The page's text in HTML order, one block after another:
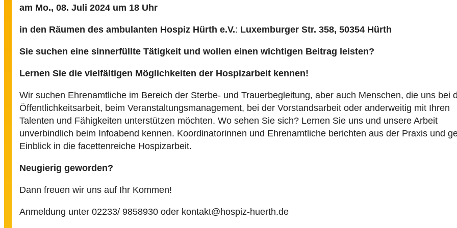
am Mo., 08. Juli 2024 um 18 Uhr
in den Räumen des ambulanten Hospiz Hürth e.V.: Luxemburger Str. 358, 50354 Hürth
Sie suchen eine sinnerfüllte Tätigkeit und wollen einen wichtigen Beitrag leisten?
Lernen Sie die vielfältigen Möglichkeiten der Hospizarbeit kennen!
Wir suchen Ehrenamtliche im Bereich der Sterbe- und Trauerbegleitung, aber auch Menschen, die uns bei
Öffentlichkeitsarbeit, beim Veranstaltungsmanagement, bei der Vorstandsarbeit oder anderweitig mit Ihren
Talenten und Fähigkeiten unterstützen möchten. Wo sehen Sie sich? Lernen Sie uns und unsere Arbeit
unverbindlich beim Infoabend kennen. Koordinatorinnen und Ehrenamtliche berichten aus der Praxis und
Einblick in die facettenreiche Hospizarbeit.
Neugierig geworden?
Dann freuen wir uns auf Ihr Kommen!
Anmeldung unter 02233/ 9858930 oder kontakt@hospiz-huerth.de